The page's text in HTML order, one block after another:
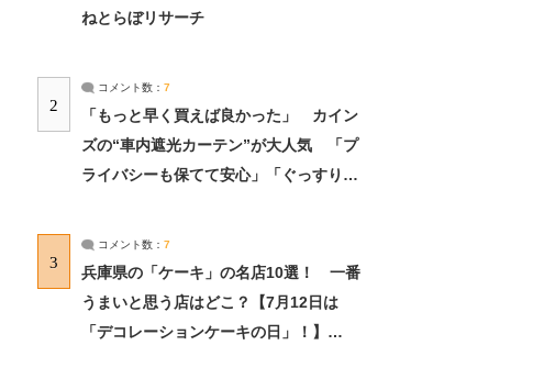
ねとらぼリサーチ
2
コメント数： 7
「もっと早く買えば良かった」 カイン
ズの“車内遮光カーテン”が大人気 「プ
ライバシーも保てて安心」「ぐっすり眠
3
コメント数： 7
兵庫県の「ケーキ」の名店10選！ 一番
うまいと思う店はどこ？【7月12日は
「デコレーションケーキの日」！】